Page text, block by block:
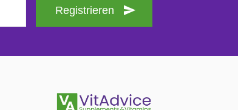
Registrieren